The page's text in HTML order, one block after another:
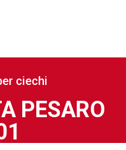
ciechi
PESARO